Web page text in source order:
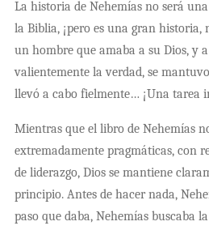
La historia de Nehemías no será
la Biblia, ¡pero es una gran historia,
un hombre que amaba a su Dios, y
valientemente la verdad, se
llevó a cabo fielmente… ¡Una tarea
Mientras que el libro de Nehemías
extremadamente pragmáticas, con
de liderazgo, Dios se mantiene
principio. Antes de hacer nada,
paso que daba, Nehemías buscaba